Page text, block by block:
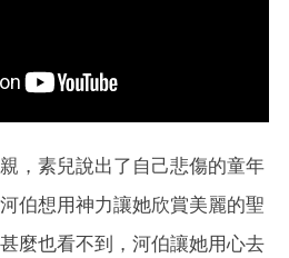
，素兒說出了自己悲傷的童年
伯想用神力讓她欣賞美麗的聖
麼也看不到，河伯讓她用心去